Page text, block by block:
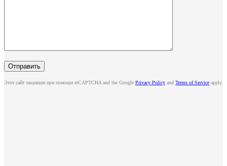
Этот сайт защищен при помощи reCAPTCHA and the Google Privacy Policy and Terms of Service apply.